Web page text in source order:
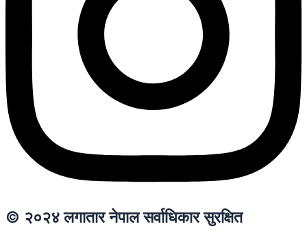
© २०२४ लगातार नेपाल सर्वाधिकार सुरक्षित